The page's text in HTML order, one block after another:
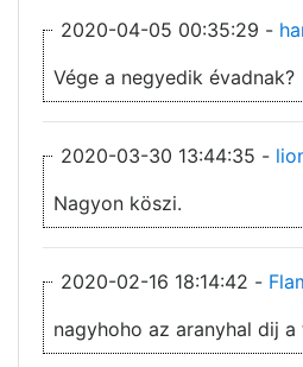
2020-04-05 00:35:29 -
Vége a negyedik évadnak?
2020-03-30 13:44:35 -
Nagyon köszi.
2020-02-16 18:14:42 -